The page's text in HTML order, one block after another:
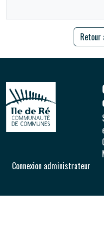
Retour
Connexion administrateur